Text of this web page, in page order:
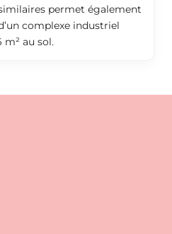
permet également
complexe industriel
au sol.